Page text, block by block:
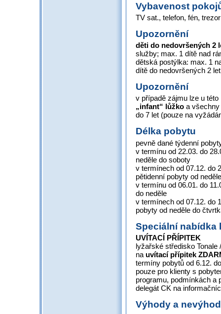
Vybavenost
TV sat., telefon, fén, trezor
Upozornění
děti do nedovršených 2
služby; max. 1 dítě nad
dětská postýlka: max. 1
dítě do nedovršených 2 let
Upozornění
v případě zájmu lze u
„infant“ lůžko a
do 7 let (pouze na
Délka pobytu
pevně dané týdenní
v termínu od 22.03. do
neděle do soboty
v termínech od 07.12. do
pětidenní pobyty od
v termínu od 06.01. do
do neděle
v termínech od 07.12. do
pobyty od neděle do
Speciální nabídka
UVÍTACÍ PŘÍPITEK
lyžařské středisko
na uvítací přípitek
termíny pobytů od 6.12.
pouze pro klienty s
programu, podmínkách a
delegát CK na
Výhody a